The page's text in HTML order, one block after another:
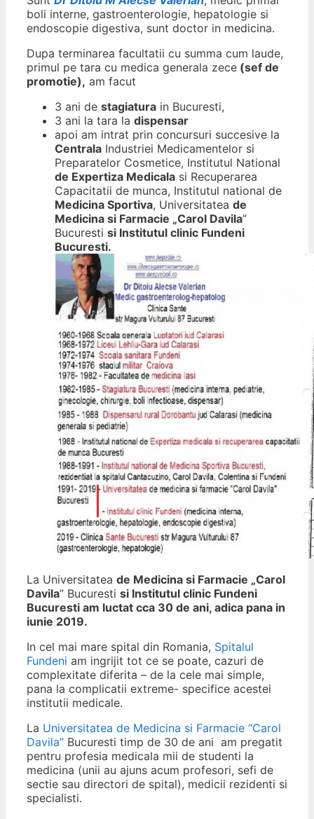
boli interne, gastroenterologie, hepatologie si
endoscopie digestiva, sunt doctor in medicina.
Dupa terminarea facultatii cu summa cum laude,
primul pe tara cu medica generala zece (sef de
promotie), am facut
3 ani de stagiatura in Bucuresti,
3 ani la tara la dispensar
apoi am intrat prin concursuri succesive la
Centrala Industriei Medicamentelor si
Preparatelor Cosmetice, Institutul National
de Expertiza Medicala si Recuperarea
Capacitatii de munca, Institutul national de
Medicina Sportiva, Universitatea de
Medicina si Farmacie „Carol Davila”
Bucuresti si Institutul clinic Fundeni
Bucuresti.
La Universitatea de Medicina si Farmacie „Carol
Davila” Bucuresti si Institutul clinic Fundeni
Bucuresti am luctat cca 30 de ani, adica pana in
iunie 2019.
In cel mai mare spital din Romania, Spitalul
Fundeni am ingrijit tot ce se poate, cazuri de
complexitate diferita – de la cele mai simple,
pana la complicatii extreme- specifice acestei
institutii medicale.
La Universitatea de Medicina si Farmacie “Carol
Davila” Bucuresti timp de 30 de ani am pregatit
pentru profesia medicala mii de studenti la
medicina (unii au ajuns acum profesori, sefi de
sectie sau directori de spital), medicii rezidenti si
specialisti.